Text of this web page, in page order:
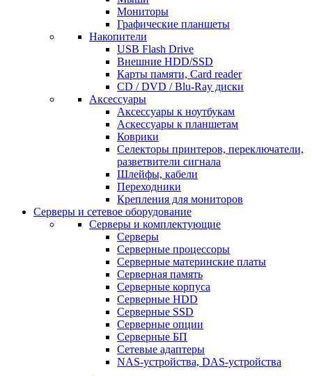
Мониторы
Графические планшеты
Накопители
USB Flash Drive
Внешние HDD/SSD
Карты памяти, Card reader
CD / DVD / Blu-Ray диски
Аксессуары
Аксессуары к ноутбукам
Аскессуары к планшетам
Коврики
Селекторы принтеров, переключатели,
разветвители сигнала
Шлейфы, кабели
Переходники
Крепления для мониторов
Серверы и сетевое оборудование
Серверы и комплектующие
Серверы
Серверные процессоры
Серверные материнские платы
Серверная память
Серверные корпуса
Серверные HDD
Серверные SSD
Серверные опции
Серверные БП
Сетевые адаптеры
NAS-устройства, DAS-устройства